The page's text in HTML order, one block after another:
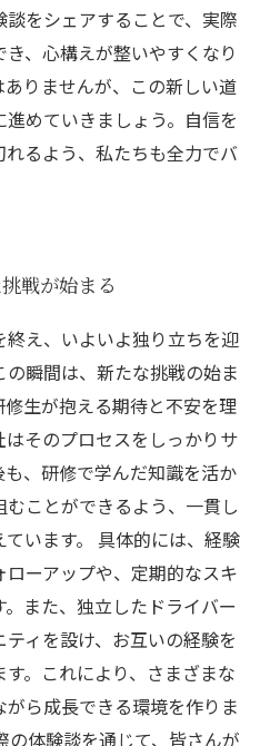
をシェアすることで、実際
、心構えが整いやすくなり
りませんが、この新しい道
めていきましょう。自信を
るよう、私たちも全力でバ
戦が始まる
終え、いよいよ独り立ちを迎
瞬間は、新たな挑戦の始ま
生が抱える期待と不安を理
そのプロセスをしっかりサ
、研修で学んだ知識を活か
ことができるよう、一貫し
います。 具体的には、経験
ーアップや、定期的なスキ
また、独立したドライバー
ィを設け、お互いの経験を
。これにより、さまざまな
ら成長できる環境を作りま
の体験談を通じて、皆さんが